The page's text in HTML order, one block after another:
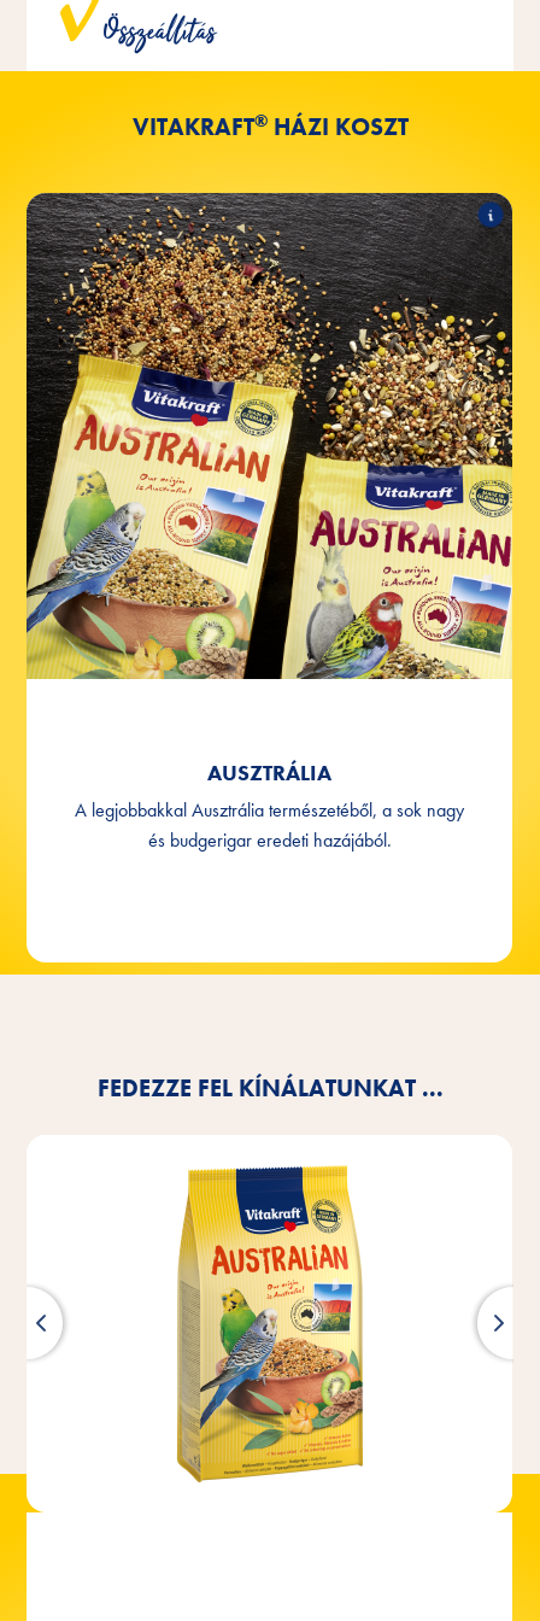
Összeállítás
közösen fejlesztettek ki, és ideálisan igazodnak az adott
madárfajok igényeihez.
VITAKRAFT®HÁZI KOSZT
AUSZTRÁLIA
A legjobbakkal Ausztrália természetéből, a sok nagy
és budgerigar eredeti hazájából.
AUSZTRÁLIA
A termékcsalád a következő termékeket
tartalmazza:
AUSTRALIAN a budgerigarok számára
AUSTRALIAN nagy ausztrál papagájok
számára
FEDEZZE FEL KÍNÁLATUNKAT ...